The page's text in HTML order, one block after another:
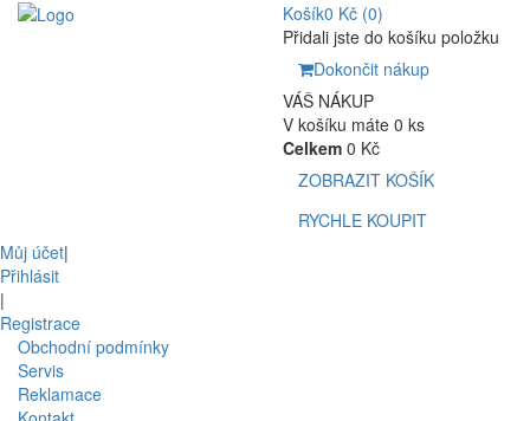
Košík0 Kč (0)
Přidali jste do košíku položku
Dokončit nákup
VÁŠ NÁKUP
V košíku máte 0 ks
Celkem 0 Kč
ZOBRAZIT KOŠÍK
RYCHLE KOUPIT
Můj účet|
Přihlásit
|
Registrace
Obchodní podmínky
Servis
Reklamace